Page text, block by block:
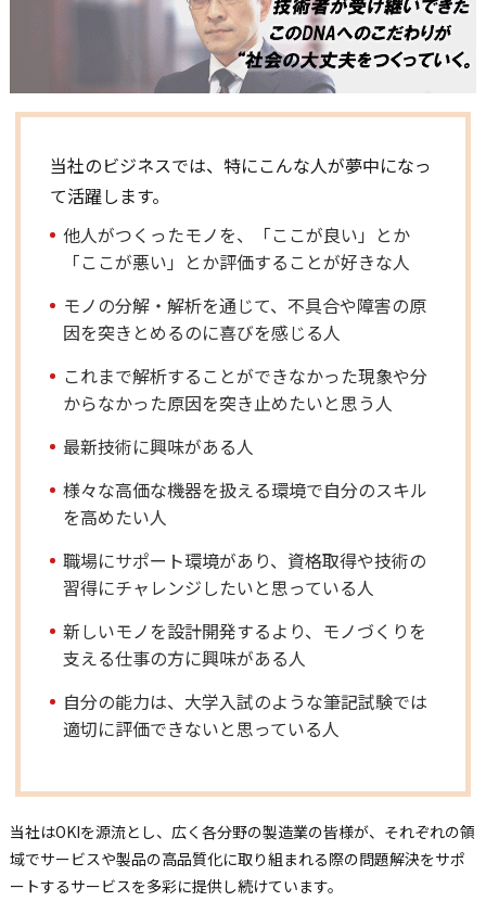
当社のビジネスでは、特にこんな人が夢中になっ
て活躍します。
他人がつくったモノを、「ここが良い」とか
「ここが悪い」とか評価することが好きな人
モノの分解・解析を通じて、不具合や障害の原
因を突きとめるのに喜びを感じる人
これまで解析することができなかった現象や分
からなかった原因を突き止めたいと思う人
最新技術に興味がある人
様々な高価な機器を扱える環境で自分のスキル
を高めたい人
職場にサポート環境があり、資格取得や技術の
習得にチャレンジしたいと思っている人
新しいモノを設計開発するより、モノづくりを
支える仕事の方に興味がある人
自分の能力は、大学入試のような筆記試験では
適切に評価できないと思っている人
当社はOKIを源流とし、広く各分野の製造業の皆様が、それぞれの領
域でサービスや製品の高品質化に取り組まれる際の問題解決をサポ
ートするサービスを多彩に提供し続けています。